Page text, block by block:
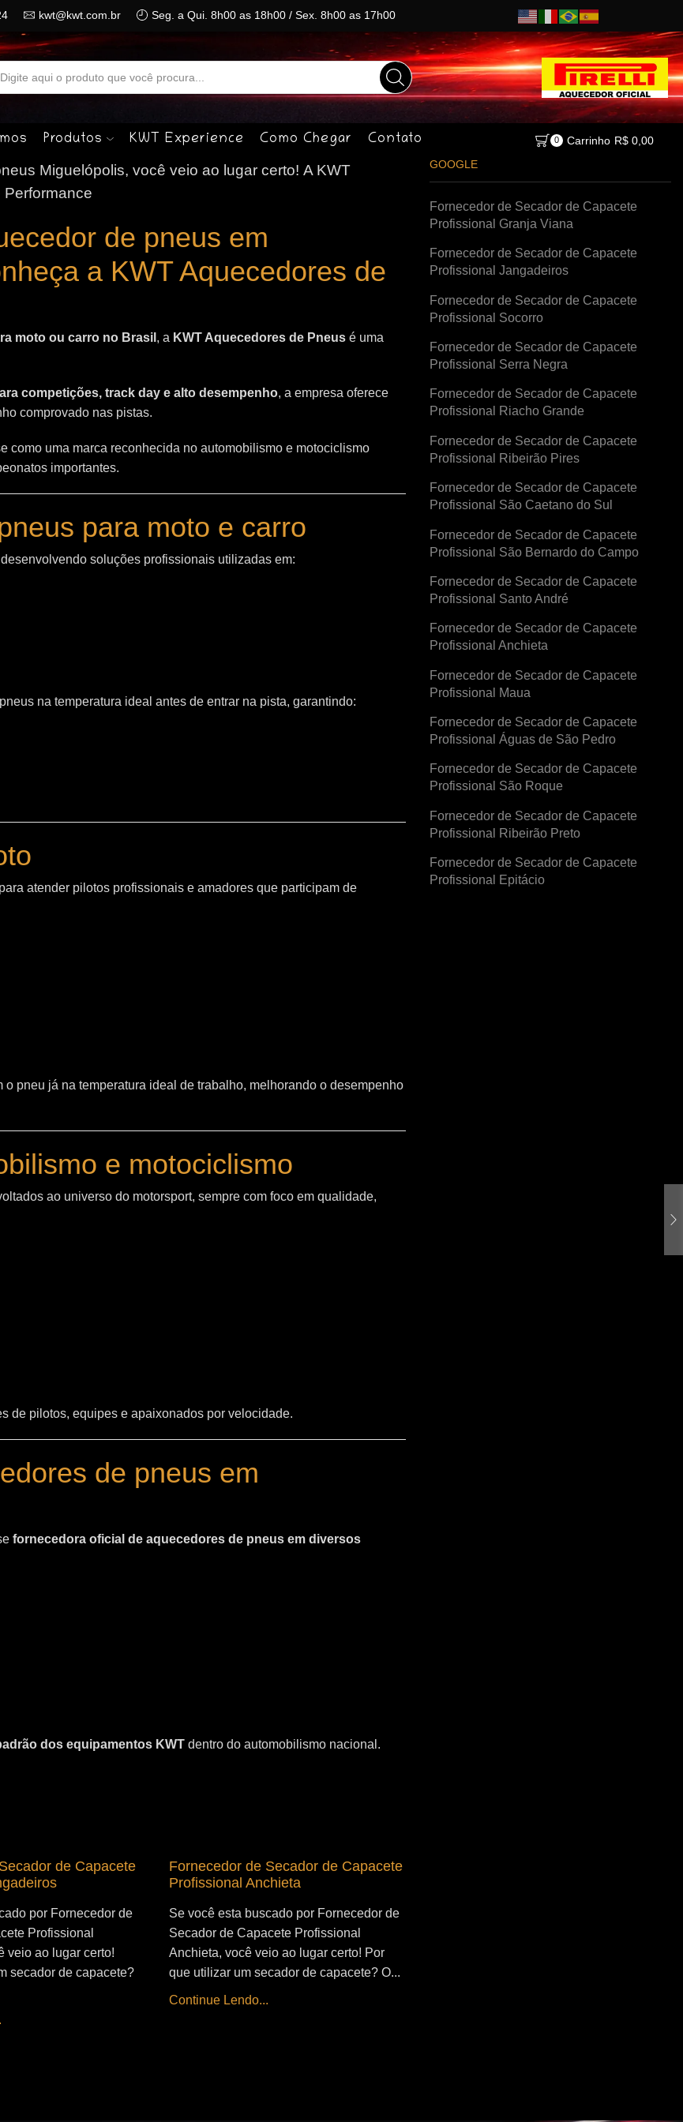
kwt@kwt.com.br Seg. a Qui. 8h00 as 18h00 / Sex. 8h00 as 17h00
Search
input
Produtos KWT Experience Como Chegar Contato 0 Carrinho R$0,00
Miguelópolis, você veio ao lugar certo! A KWT
de pneus em
a KWT Aquecedores de
moto ou carro no Brasil , a KWT Aquecedores de Pneus é uma
competições, track day e alto desempenho, a empresa oferece
comprovado nas pistas.
como uma marca reconhecida no automobilismo e motociclismo
importantes.
para moto e carro
desenvolvendo soluções profissionais utilizadas em:
na temperatura ideal antes de entrar na pista, garantindo:
atender pilotos profissionais e amadores que participam de
o pneu já na temperatura ideal de trabalho, melhorando o desempenho
e motociclismo
ao universo do motorsport, sempre com foco em qualidade,
de pilotos, equipes e apaixonados por velocidade.
de pneus em
fornecedora oficial de aquecedores de pneus em diversos
dos equipamentos KWT dentro do automobilismo nacional.
de Capacete
por Fornecedor de
Profissional
veio ao lugar certo!
secador de capacete?
Fornecedor de Secador de Capacete
Profissional Anchieta
Se você esta buscado por Fornecedor de
Secador de Capacete Profissional
Anchieta, você veio ao lugar certo! Por
que utilizar um secador de capacete? O...
Continue Lendo...
GOOGLE
Fornecedor de Secador de Capacete
Profissional Granja Viana
Fornecedor de Secador de Capacete
Profissional Jangadeiros
Fornecedor de Secador de Capacete
Profissional Socorro
Fornecedor de Secador de Capacete
Profissional Serra Negra
Fornecedor de Secador de Capacete
Profissional Riacho Grande
Fornecedor de Secador de Capacete
Profissional Ribeirão Pires
Fornecedor de Secador de Capacete
Profissional São Caetano do Sul
Fornecedor de Secador de Capacete
Profissional São Bernardo do Campo
Fornecedor de Secador de Capacete
Profissional Santo André
Fornecedor de Secador de Capacete
Profissional Anchieta
Fornecedor de Secador de Capacete
Profissional Maua
Fornecedor de Secador de Capacete
Profissional Águas de São Pedro
Fornecedor de Secador de Capacete
Profissional São Roque
Fornecedor de Secador de Capacete
Profissional Ribeirão Preto
Fornecedor de Secador de Capacete
Profissional Epitácio